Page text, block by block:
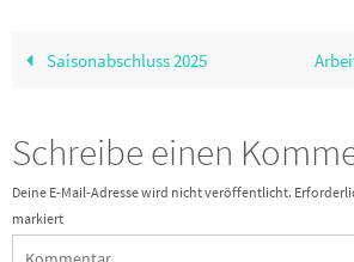
Saisonabschluss 2025
Schreibe einen
Deine E-Mail-Adresse wird nicht veröffentlicht.
markiert